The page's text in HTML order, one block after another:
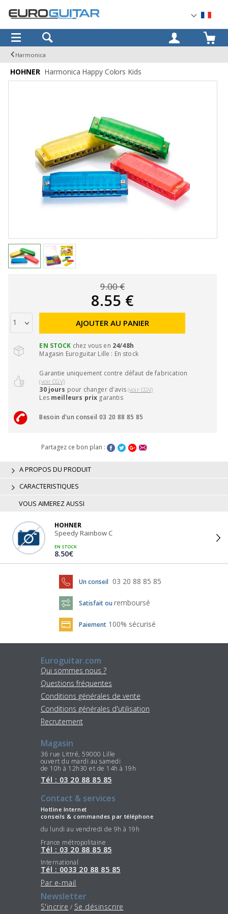
OK
Harmonica
HOHNER Harmonica Happy Colors Kids
9.00 €
8.55 €
AJOUTER AU PANIER
EN STOCK chez vous en 24/48h
Magasin Euroguitar Lille : En stock
Garantie uniquement contre défaut de fabrication
(voir CGV)
30 jours pour changer d'avis(voir CGV)
Les meilleurs prix garantis
Besoin d'un conseil 03 20 88 85 85
Partagez ce bon plan :
A PROPOS DU PRODUIT
CARACTERISTIQUES
VOUS AIMEREZ AUSSI
HOHNER
Speedy Rainbow C
EN STOCK
8.50€
Un conseil 03 20 88 85 85
Satisfait ou remboursé
Paiement 100% sécurisé
Euroguitar.com
Qui sommes nous ?
Questions fréquentes
Conditions générales de vente
Conditions générales d'utilisation
Recrutement
Magasin
36 rue Littré, 59000 Lille
ouvert du mardi au samedi
de 10h à 12h30 et de 14h à 19h
Tél : 03 20 88 85 85
Contact & services
Hotline Internet
conseils & commandes par téléphone
du lundi au vendredi de 9h à 19h
France métropolitaine
Tél : 03 20 88 85 85
International
Tél : 0033 20 88 85 85
Par e-mail
Newsletter
S'incrire / Se désinscrire